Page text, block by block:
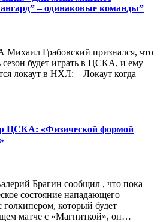
– одинаковые команды”
Грабовский признался, что
сезон будет играть в ЦСКА, и ему
локаут в НХЛ: – Локаут когда
ЦСКА: «Физической формой
Брагин сообщил , что пока
состояние нападающего
голкипером, который будет
матче с «Магниткой», он…